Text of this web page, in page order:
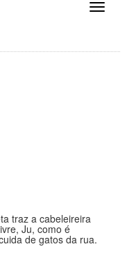
Toggle
traz a cabeleireira
Ju, como é
de gatos da rua.